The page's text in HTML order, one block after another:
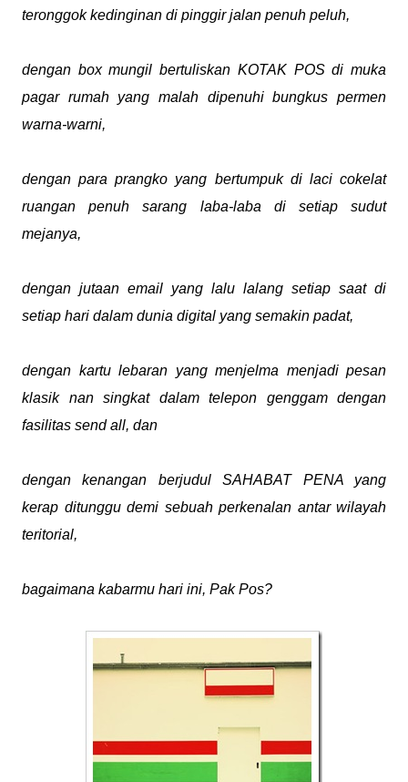
teronggok kedinginan di pinggir jalan penuh peluh,
dengan box mungil bertuliskan KOTAK POS di muka
pagar rumah yang malah dipenuhi bungkus permen
warna-warni,
dengan para prangko yang bertumpuk di laci cokelat
ruangan penuh sarang laba-laba di setiap sudut
mejanya,
dengan jutaan email yang lalu lalang setiap saat di
setiap hari dalam dunia digital yang semakin padat,
dengan kartu lebaran yang menjelma menjadi pesan
klasik nan singkat dalam telepon genggam dengan
fasilitas send all, dan
dengan kenangan berjudul SAHABAT PENA yang
kerap ditunggu demi sebuah perkenalan antar wilayah
teritorial,
bagaimana kabarmu hari ini, Pak Pos?